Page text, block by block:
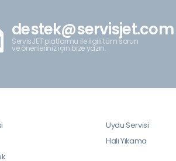
destek@servisjet.com
ServisJET platformu ile ilgili tüm sorun
ve önerileriniz için bize yazın.
Uydu Servisi
Halı Yıkama